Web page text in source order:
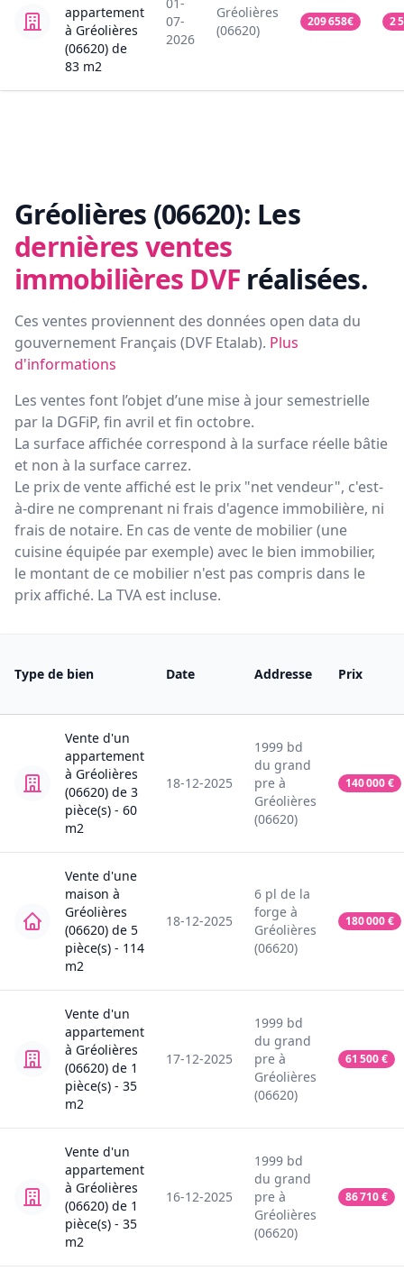
appartement
à Gréolières
(06620) de
83 m2
01-
07-
2026
Gréolières
(06620)
209 658€ 2
Gréolières (06620): Les
dernières ventes
immobilières DVF réalisées.
Ces ventes proviennent des données open data du
gouvernement Français (DVF Etalab). Plus
d'informations
Les ventes font l’objet d’une mise à jour semestrielle
par la DGFiP, fin avril et fin octobre.
La surface affichée correspond à la surface réelle bâtie
et non à la surface carrez.
Le prix de vente affiché est le prix "net vendeur", c'est-
à-dire ne comprenant ni frais d'agence immobilière, ni
frais de notaire. En cas de vente de mobilier (une
cuisine équipée par exemple) avec le bien immobilier,
le montant de ce mobilier n'est pas compris dans le
prix affiché. La TVA est incluse.
Type de bien Date Addresse Prix
Vente d'un
appartement
à Gréolières
(06620) de 3
pièce(s) - 60
m2
18-12-2025
1999 bd
du grand
pre à
Gréolières
(06620)
140 000€
Vente d'une
maison à
Gréolières
(06620) de 5
pièce(s) - 114
m2
18-12-2025
6 pl de la
forge à
Gréolières
(06620)
180 000€
Vente d'un
appartement
à Gréolières
(06620) de 1
pièce(s) - 35
m2
17-12-2025
1999 bd
du grand
pre à
Gréolières
(06620)
61 500€
Vente d'un
appartement
à Gréolières
(06620) de 1
pièce(s) - 35
m2
16-12-2025
1999 bd
du grand
pre à
Gréolières
(06620)
86 710€